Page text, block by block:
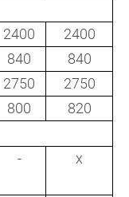
2400
2400
840
840
2750
2750
800
820
- x